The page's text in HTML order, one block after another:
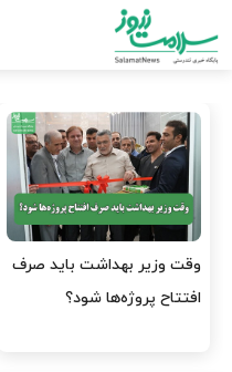
وقت وزیر بهداشت باید صرف
افتتاح پروژه‌ها شود؟